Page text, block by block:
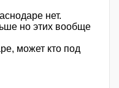
нет.
но этих вообще
может кто под